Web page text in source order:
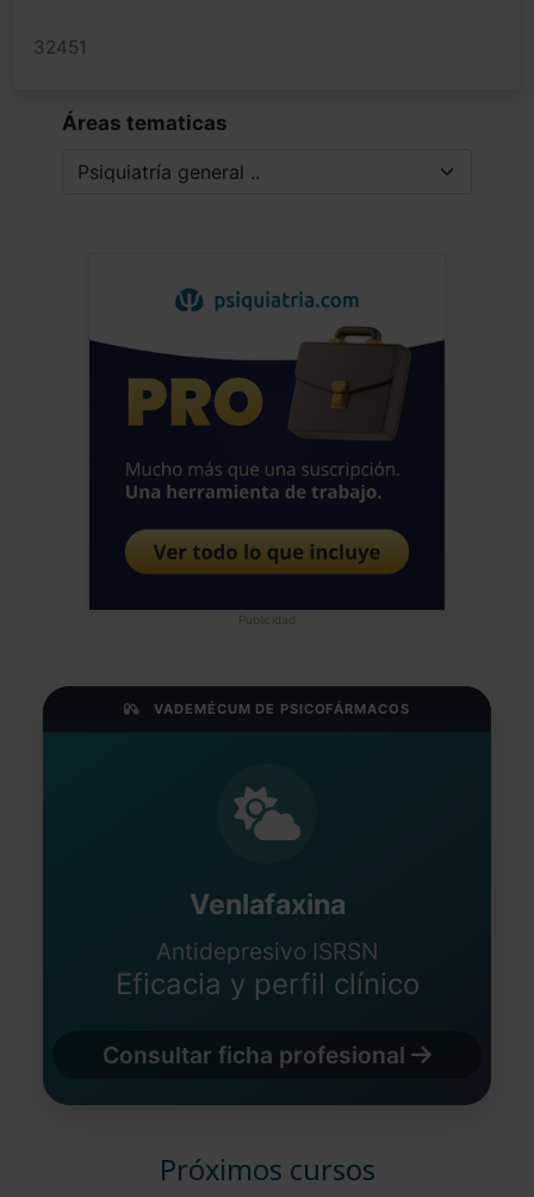
32451
Áreas tematicas
Publicidad
VADEMÉCUM DE PSICOFÁRMACOS
Venlafaxina
Antidepresivo ISRSN
Eficacia y perfil clínico
Consultar ficha profesional
Próximos cursos